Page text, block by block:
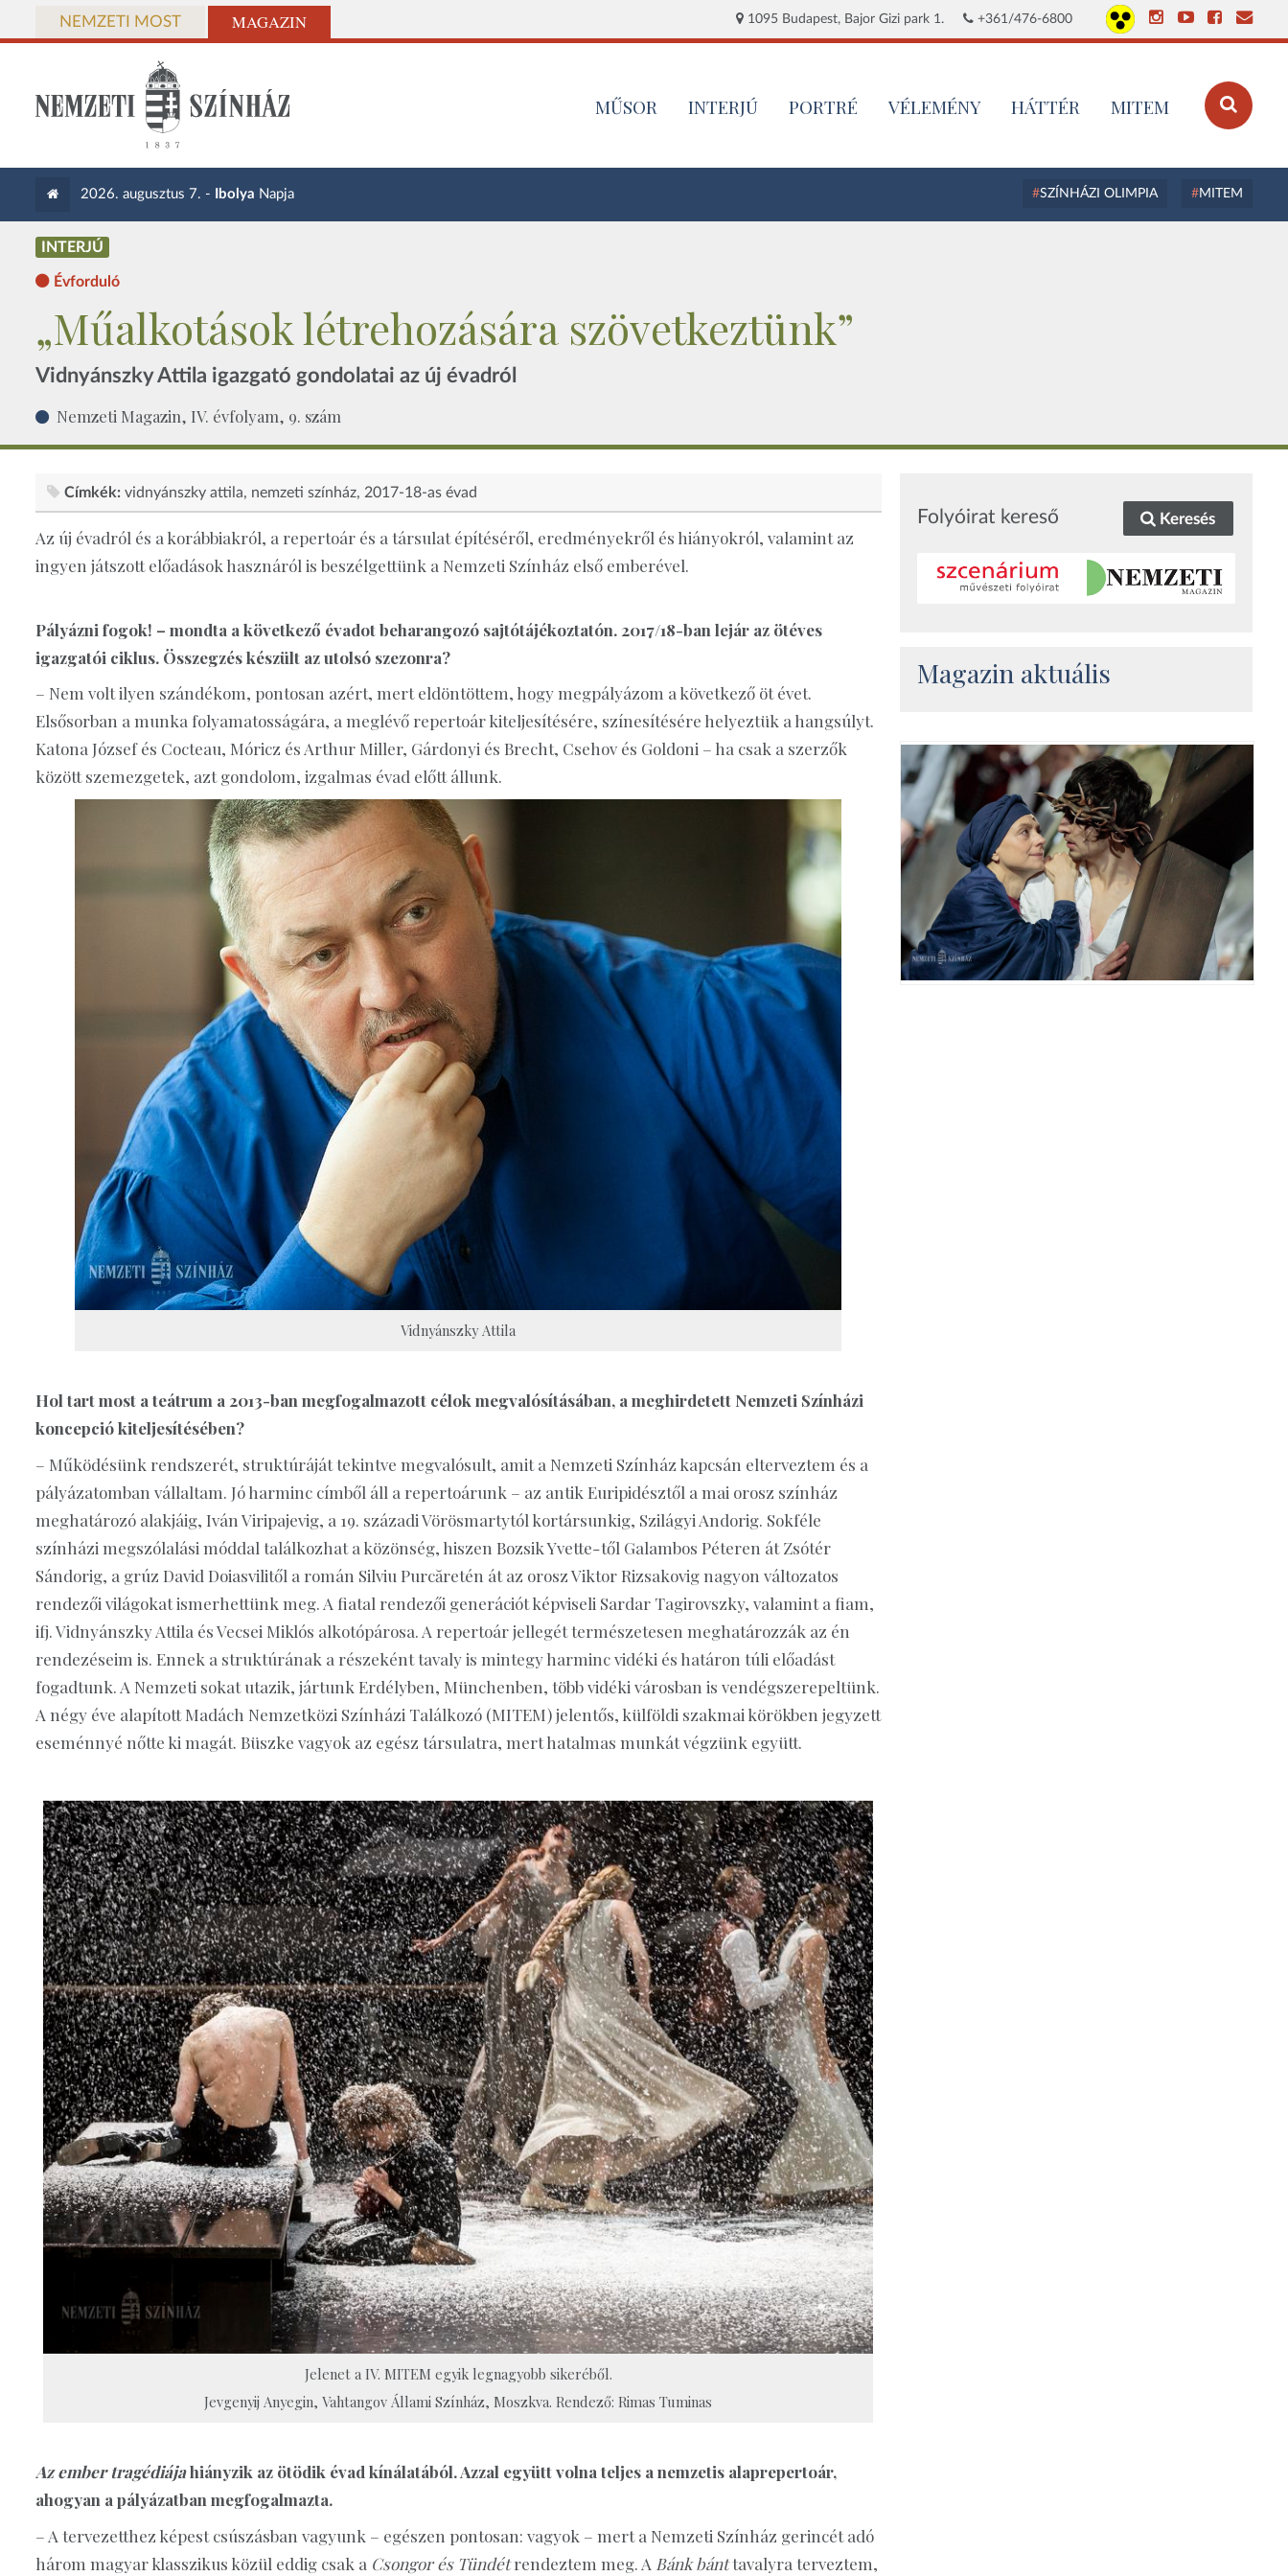
NEMZETI MOST MAGAZIN 1095 Budapest, Bajor Gizi park 1. +361/476-6800
MŰSOR INTERJÚ PORTRÉ VÉLEMÉNY HÁTTÉR MITEM
2026. augusztus 7. - Ibolya Napja SZÍNHÁZI OLIMPIA MITEM
INTERJÚ
Évforduló
„Műalkotások létrehozására szövetkeztünk”
Vidnyánszky Attila igazgató gondolatai az új évadról
Nemzeti Magazin, IV. évfolyam, 9. szám
Címkék: vidnyánszky attila nemzeti színház 2017-18-as évad
Az új évadról és a korábbiakról, a repertoár és a társulat építéséről, eredményekről és hiányokról, valamint az
ingyen játszott előadások hasznáról is beszélgettünk a Nemzeti Színház első emberével.
Pályázni fogok! – mondta a következő évadot beharangozó sajtótájékoztatón. 2017/18-ban lejár az ötéves
igazgatói ciklus. Összegzés készült az utolsó szezonra?
– Nem volt ilyen szándékom, pontosan azért, mert eldöntöttem, hogy megpályázom a következő öt évet.
Elsősorban a munka folyamatosságára, a meglévő repertoár kiteljesítésére, színesítésére helyeztük a hangsúlyt.
Katona József és Cocteau, Móricz és Arthur Miller, Gárdonyi és Brecht, Csehov és Goldoni – ha csak a szerzők
között szemezgetek, azt gondolom, izgalmas évad előtt állunk.
Vidnyánszky Attila
Hol tart most a teátrum a 2013-ban megfogalmazott célok megvalósításában, a meghirdetett Nemzeti Színházi
koncepció kiteljesítésében?
– Működésünk rendszerét, struktúráját tekintve megvalósult, amit a Nemzeti Színház kapcsán elterveztem és a
pályázatomban vállaltam. Jó harminc címből áll a repertoárunk – az antik Euripidésztől a mai orosz színház
meghatározó alakjáig, Iván Viripajevig, a 19. századi Vörösmartytól kortársunkig, Szilágyi Andorig. Sokféle
színházi megszólalási móddal találkozhat a közönség, hiszen Bozsik Yvette-től Galambos Péteren át Zsótér
Sándorig, a grúz David Doiasvilitől a román Silviu Purcăretén át az orosz Viktor Rizsakovig nagyon változatos
rendezői világokat ismerhettünk meg. A fiatal rendezői generációt képviseli Sardar Tagirovszky, valamint a fiam,
ifj. Vidnyánszky Attila és Vecsei Miklós alkotópárosa. A repertoár jellegét természetesen meghatározzák az én
rendezéseim is. Ennek a struktúrának a részeként tavaly is mintegy harminc vidéki és határon túli előadást
fogadtunk. A Nemzeti sokat utazik, jártunk Erdélyben, Münchenben, több vidéki városban is vendégszerepeltünk.
A négy éve alapított Madách Nemzetközi Színházi Találkozó (MITEM) jelentős, külföldi szakmai körökben jegyzett
eseménnyé nőtte ki magát. Büszke vagyok az egész társulatra, mert hatalmas munkát végzünk együtt.
Jelenet a IV. MITEM egyik legnagyobb sikeréből.
Jevgenyij Anyegin, Vahtangov Állami Színház, Moszkva. Rendező: Rimas Tuminas
Az ember tragédiájahiányzik az ötödik évad kínálatából. Azzal együtt volna teljes a nemzetis alaprepertoár,
ahogyan a pályázatban megfogalmazta.
– A tervezetthez képest csúszásban vagyunk – egészen pontosan: vagyok – mert a Nemzeti Színház gerincét adó
három magyar klasszikus közül eddig csak a Csongor és Tündétrendeztem meg. A Bánk bánttavalyra terveztem,
Folyóirat kereső Keresés
Magazin aktuális